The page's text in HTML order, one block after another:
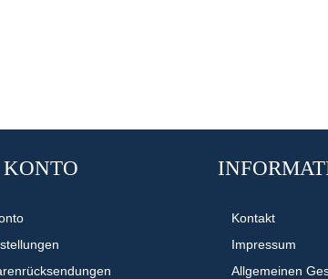
Kontakt
Impressum
Allgemeinen